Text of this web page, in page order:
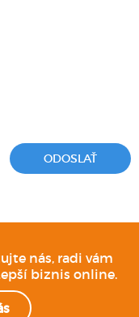
nás, radi vám
biznis online.